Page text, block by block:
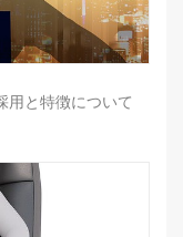
用と特徴について